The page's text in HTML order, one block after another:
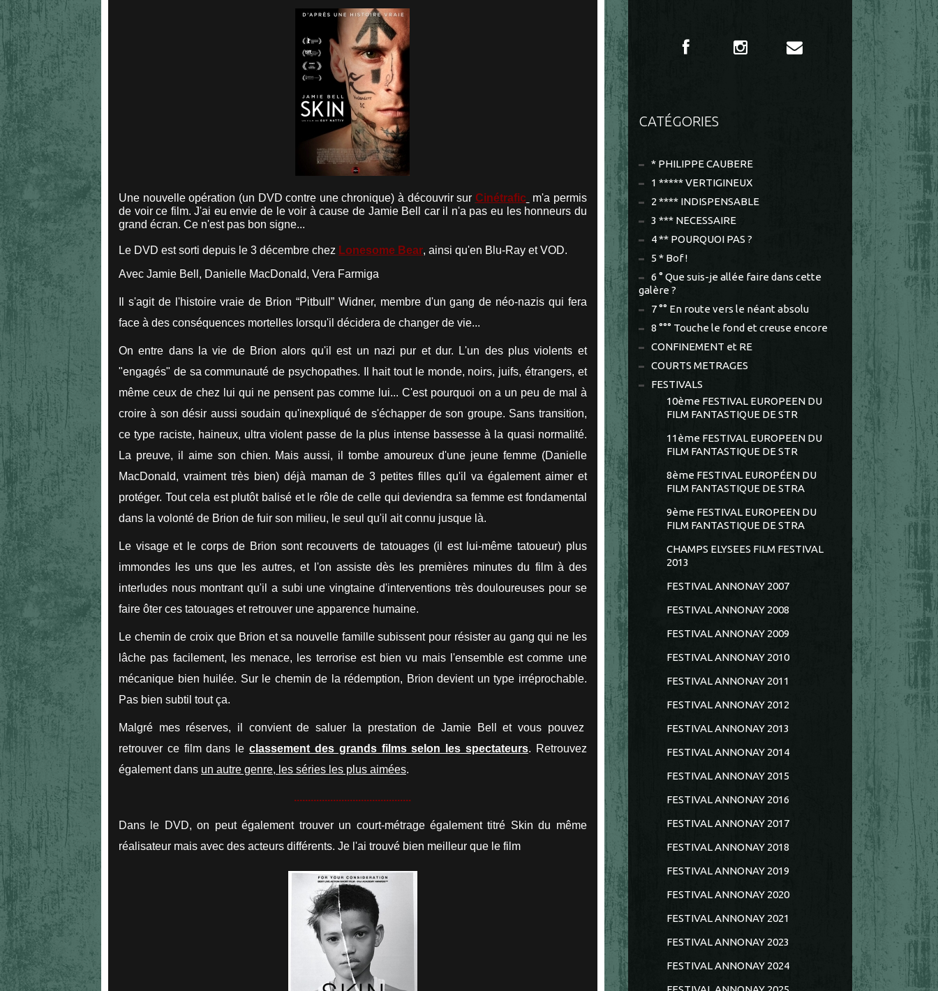
Une nouvelle opération (un DVD contre une chronique) à découvrir sur Cinétrafic m'a permis
de voir ce film. J'ai eu envie de le voir à cause de Jamie Bell car il n'a pas eu les honneurs du
grand écran. Ce n'est pas bon signe...
Le DVD est sorti depuis le 3 décembre chez Lonesome Bear, ainsi qu'en Blu-Ray et VOD.
Avec Jamie Bell, Danielle MacDonald, Vera Farmiga
Il s'agit de l'histoire vraie de Brion “Pitbull” Widner, membre d'un gang de néo-nazis qui fera
face à des conséquences mortelles lorsqu'il décidera de changer de vie...
On entre dans la vie de Brion alors qu'il est un nazi pur et dur. L'un des plus violents et
"engagés" de sa communauté de psychopathes. Il hait tout le monde, noirs, juifs, étrangers, et
même ceux de chez lui qui ne pensent pas comme lui... C'est pourquoi on a un peu de mal à
croire à son désir aussi soudain qu'inexpliqué de s'échapper de son groupe. Sans transition,
ce type raciste, haineux, ultra violent passe de la plus intense bassesse à la quasi normalité.
La preuve, il aime son chien. Mais aussi, il tombe amoureux d'une jeune femme (Danielle
MacDonald, vraiment très bien) déjà maman de 3 petites filles qu'il va également aimer et
protéger. Tout cela est plutôt balisé et le rôle de celle qui deviendra sa femme est fondamental
dans la volonté de Brion de fuir son milieu, le seul qu'il ait connu jusque là.
Le visage et le corps de Brion sont recouverts de tatouages (il est lui-même tatoueur) plus
immondes les uns que les autres, et l'on assiste dès les premières minutes du film à des
interludes nous montrant qu'il a subi une vingtaine d'interventions très douloureuses pour se
faire ôter ces tatouages et retrouver une apparence humaine.
Le chemin de croix que Brion et sa nouvelle famille subissent pour résister au gang qui ne les
lâche pas facilement, les menace, les terrorise est bien vu mais l'ensemble est comme une
mécanique bien huilée. Sur le chemin de la rédemption, Brion devient un type irréprochable.
Pas bien subtil tout ça.
Malgré mes réserves, il convient de saluer la prestation de Jamie Bell et vous pouvez
retrouver ce film dans leclassement des grands films selon les spectateurs. Retrouvez
également dans un autre genre, les séries les plus aimées.
..........................................
Dans le DVD, on peut également trouver un court-métrage également titré Skin du même
réalisateur mais avec des acteurs différents. Je l'ai trouvé bien meilleur que le film
CATÉGORIES
* PHILIPPE CAUBERE
1 ***** VERTIGINEUX
2 **** INDISPENSABLE
3 *** NECESSAIRE
4 ** POURQUOI PAS ?
5 * Bof !
6 ° Que suis-je allée faire dans cette
galère ?
7 °° En route vers le néant absolu
8 °°° Touche le fond et creuse encore
CONFINEMENT et RE
COURTS METRAGES
FESTIVALS
10ème FESTIVAL EUROPEEN DU
FILM FANTASTIQUE DE STR
11ème FESTIVAL EUROPEEN DU
FILM FANTASTIQUE DE STR
8ème FESTIVAL EUROPÉEN DU
FILM FANTASTIQUE DE STRA
9ème FESTIVAL EUROPEEN DU
FILM FANTASTIQUE DE STRA
CHAMPS ELYSEES FILM FESTIVAL
2013
FESTIVAL ANNONAY 2007
FESTIVAL ANNONAY 2008
FESTIVAL ANNONAY 2009
FESTIVAL ANNONAY 2010
FESTIVAL ANNONAY 2011
FESTIVAL ANNONAY 2012
FESTIVAL ANNONAY 2013
FESTIVAL ANNONAY 2014
FESTIVAL ANNONAY 2015
FESTIVAL ANNONAY 2016
FESTIVAL ANNONAY 2017
FESTIVAL ANNONAY 2018
FESTIVAL ANNONAY 2019
FESTIVAL ANNONAY 2020
FESTIVAL ANNONAY 2021
FESTIVAL ANNONAY 2023
FESTIVAL ANNONAY 2024